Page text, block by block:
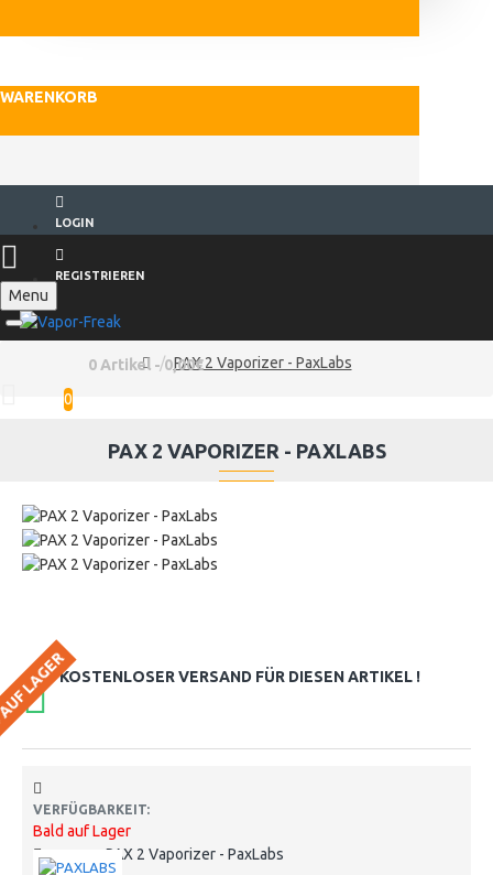
WARENKORB
LOGIN
REGISTRIEREN
Menu
0 Artikel - 0,00€
0
PAX 2 Vaporizer - PaxLabs
PAX 2 VAPORIZER - PAXLABS
LAGERKOSTENLOSER VERSAND FÜR DIESEN ARTIKEL !
VERFÜGBARKEIT:
Bald auf Lager
PAX 2 Vaporizer - PaxLabs